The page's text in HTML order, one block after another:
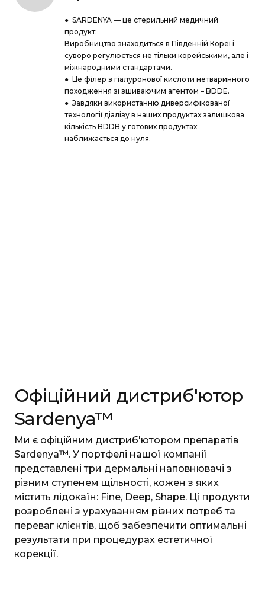
● SARDENYA — це стерильний медичний
продукт.
Виробництво знаходиться в Південній Кореї і
суворо регулюється не тільки корейськими, але і
міжнародними стандартами.
● Це філер з гіалуронової кислоти нетваринного
походження зі зшиваючим агентом – BDDE.
● Завдяки використанню диверсифікованої
технології діалізу в наших продуктах залишкова
кількість BDDB у готових продуктах
наближається до нуля.
Офіційний дистриб'ютор
Sardenya™
Ми є офіційним дистриб'ютором препаратів
Sardenya™. У портфелі нашої компанії
представлені три дермальні наповнювачі з
різним ступенем щільності, кожен з яких
містить лідокаїн: Fine, Deep, Shape. Ці продукти
розроблені з урахуванням різних потреб та
переваг клієнтів, щоб забезпечити оптимальні
результати при процедурах естетичної
корекції.